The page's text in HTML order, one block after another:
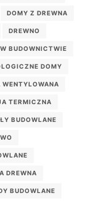
DOMY Z DREWNA
DREWNO
BUDOWNICTWIE
DOMY
WENTYLOWANA
TERMICZNA
BUDOWLANE
DREWNA
BUDOWLANE